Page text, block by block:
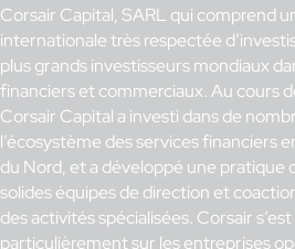
Corsair Capital, SARL qui comprend
internationale très respectée
plus grands investisseurs mondiaux
financiers et commerciaux. Au cours
Corsair Capital a investi dans de
l’écosystème des services financiers
du Nord, et a développé une pratique
solides équipes de direction et
des activités spécialisées. Corsair
particulièrement sur les entreprises